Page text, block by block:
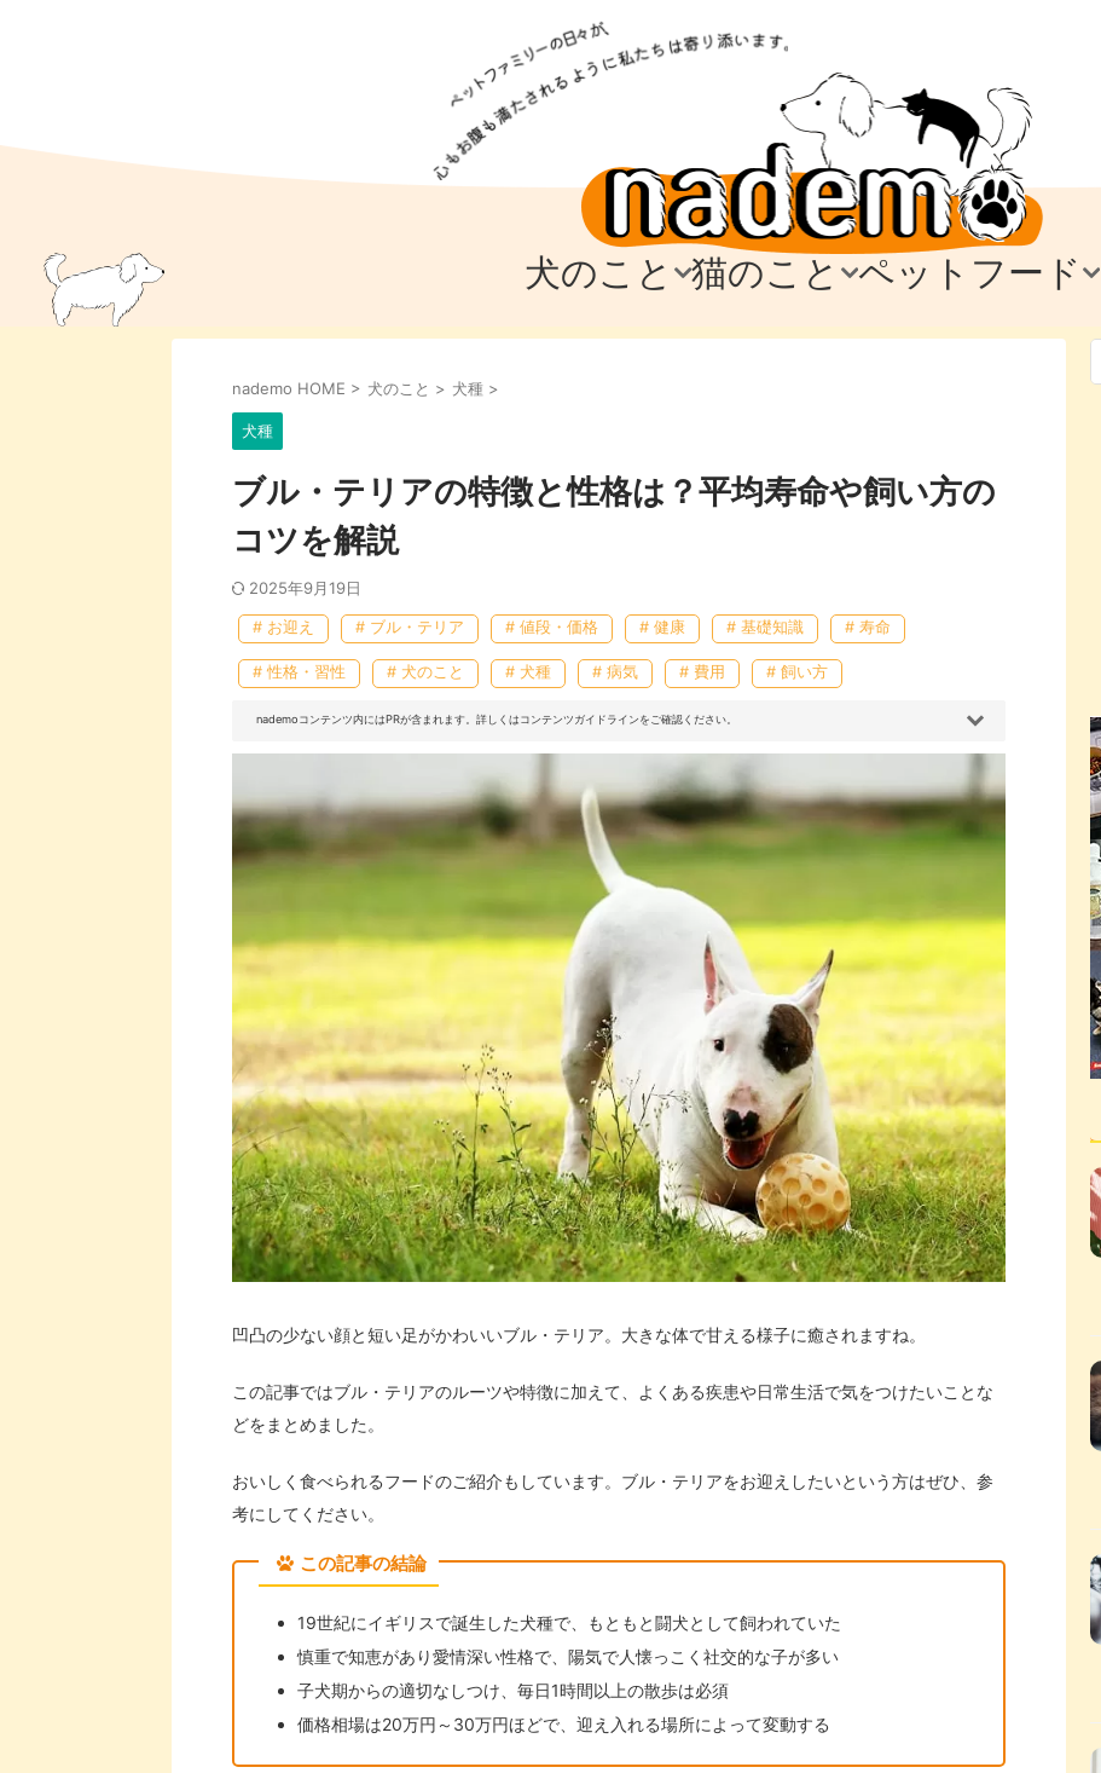
犬のこと
犬のこと
犬のしつけ
犬のアイテム
猫のこと
猫のこと
猫のしつけ
猫のアイテム
ペットフード
ペットフード
nademo HOME > 犬のこと > 犬種 >
犬種
ブル・テリアの特徴と性格は？平均寿命や飼い方の
コツを解説
2025年9月19日
# お迎え # ブル・テリア # 値段・価格 # 健康 # 基礎知識 # 寿命
# 性格・習性 # 犬のこと # 犬種 # 病気 # 費用 # 飼い方
nademoコンテンツ内にはPRが含まれます。詳しくはコンテンツガイドラインをご確認ください。
凹凸の少ない顔と短い足がかわいいブル・テリア。大きな体で甘える様子に癒されますね。
この記事ではブル・テリアのルーツや特徴に加えて、よくある疾患や日常生活で気をつけたいことな
どをまとめました。
おいしく食べられるフードのご紹介もしています。ブル・テリアをお迎えしたいという方はぜひ、参
考にしてください。
この記事の結論
19世紀にイギリスで誕生した犬種で、もともと闘犬として飼われていた
慎重で知恵があり愛情深い性格で、陽気で人懐っこく社交的な子が多い
子犬期からの適切なしつけ、毎日1時間以上の散歩は必須
価格相場は20万円～30万円ほどで、迎え入れる場所によって変動する